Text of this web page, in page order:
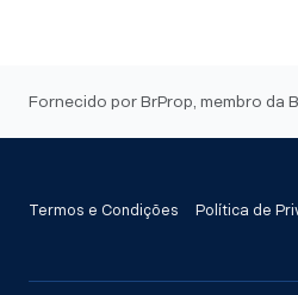
Fornecido por BrProp, membro da
Termos e Condições Política de